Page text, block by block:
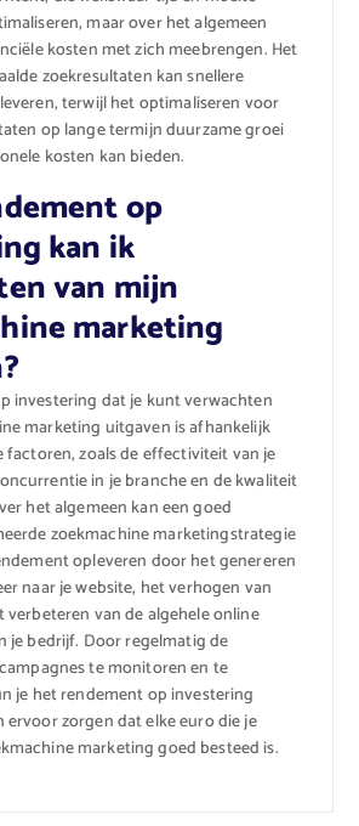
maar over het algemeen
kosten met zich meebrengen. Het
zoekresultaten kan snellere
terwijl het optimaliseren voor
op lange termijn duurzame groei
kosten kan bieden.
op
kan ik
van mijn
marketing
investering dat je kunt verwachten
marketing uitgaven is afhankelijk
factoren, zoals de effectiviteit van je
in je branche en de kwaliteit
het algemeen kan een goed
zoekmachine marketingstrategie
opleveren door het genereren
naar je website, het verhogen van
verbeteren van de algehele online
je bedrijf. Door regelmatig de
te monitoren en te
je het rendement op investering
ervoor zorgen dat elke euro die je
marketing goed besteed is.